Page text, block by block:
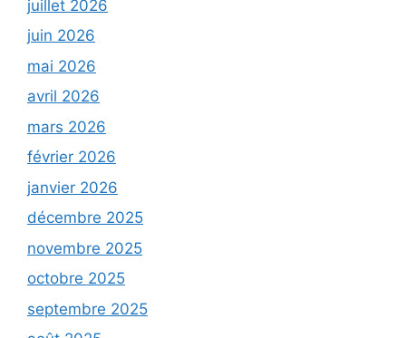
juillet 2026
juin 2026
mai 2026
avril 2026
mars 2026
février 2026
janvier 2026
décembre 2025
novembre 2025
octobre 2025
septembre 2025